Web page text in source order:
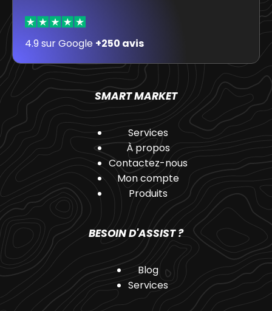
4.9 sur Google +250 avis
SMART MARKET
Services
À propos
Contactez-nous
Mon compte
Produits
BESOIN D'ASSIST ?
Blog
Services